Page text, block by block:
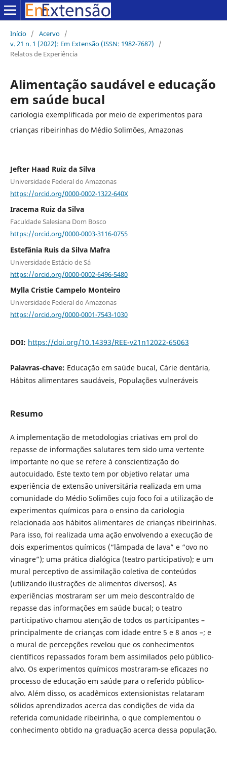
Início / Acervo /
v. 21 n. 1 (2022): Em Extensão (ISSN: 1982-7687)
/
Relatos de Experiência
Alimentação saudável e educação
em saúde bucal
cariologia exemplificada por meio de experimentos para
crianças ribeirinhas do Médio Solimões, Amazonas
Jefter Haad Ruiz da Silva
Universidade Federal do Amazonas
https://orcid.org/0000-0002-1322-640X
Iracema Ruiz da Silva
Faculdade Salesiana Dom Bosco
https://orcid.org/0000-0003-3116-0755
Estefânia Ruis da Silva Mafra
Universidade Estácio de Sá
https://orcid.org/0000-0002-6496-5480
Mylla Cristie Campelo Monteiro
Universidade Federal do Amazonas
https://orcid.org/0000-0001-7543-1030
DOI: https://doi.org/10.14393/REE-v21n12022-65063
Palavras-chave: Educação em saúde bucal, Cárie dentária,
Hábitos alimentares saudáveis, Populações vulneráveis
Resumo
A implementação de metodologias criativas em prol do
repasse de informações salutares tem sido uma vertente
importante no que se refere à conscientização do
autocuidado. Este texto tem por objetivo relatar uma
experiência de extensão universitária realizada em uma
comunidade do Médio Solimões cujo foco foi a utilização de
experimentos químicos para o ensino da cariologia
relacionada aos hábitos alimentares de crianças ribeirinhas.
Para isso, foi realizada uma ação envolvendo a execução de
dois experimentos químicos (“lâmpada de lava” e “ovo no
vinagre”); uma prática dialógica (teatro participativo); e um
mural perceptivo de assimilação coletiva de conteúdos
(utilizando ilustrações de alimentos diversos). As
experiências mostraram ser um meio descontraído de
repasse das informações em saúde bucal; o teatro
participativo chamou atenção de todos os participantes –
principalmente de crianças com idade entre 5 e 8 anos –; e
o mural de percepções revelou que os conhecimentos
científicos repassados foram bem assimilados pelo público-
alvo. Os experimentos químicos mostraram-se eficazes no
processo de educação em saúde para o referido público-
alvo. Além disso, os acadêmicos extensionistas relataram
sólidos aprendizados acerca das condições de vida da
referida comunidade ribeirinha, o que complementou o
conhecimento obtido na graduação acerca dessa população.